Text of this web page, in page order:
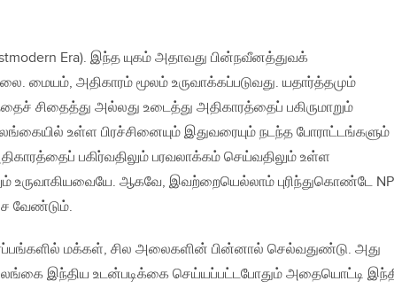
Era). இந்த யுகம் அதாவது பின்நவீனத்துவக்
மையம், அதிகாரம் மூலம் உருவாக்கப்படுவது. யதார்த்தமும்
சிதைத்து அல்லது உடைத்து அதிகாரத்தைப் பகிருமாறும்
உள்ள பிரச்சினையும் இதுவரையும் நடந்த போராட்டங்களும்
பகிர்வதிலும் பரவலாக்கம் செய்வதிலும் உள்ள
உருவாகியவையே. ஆகவே, இவற்றையெல்லாம் புரிந்துகொண்டே
வேண்டும்.
மக்கள், சில அலைகளின் பின்னால் செல்வதுண்டு. அது
இந்திய உடன்படிக்கை செய்யப்பட்டபோதும் அதையொட்டி